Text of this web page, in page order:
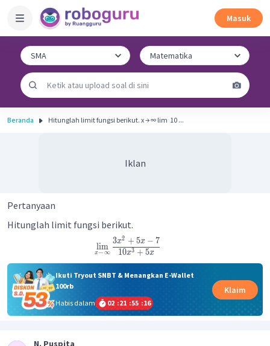
Masuk
Beranda Hitunglah limit fungsi berikut. x → ∞ lim ​ 10 ...
Iklan
Pertanyaan
Hitunglah limit fungsi berikut.
x→∞
lim
10x3 + 5x
3x2 + 5x − 7
Ikuti Tryout SNBT & Menangkan E-Wallet
100rb
Habis dalam
02 :21 :55 :16
Klaim
N. Puspita